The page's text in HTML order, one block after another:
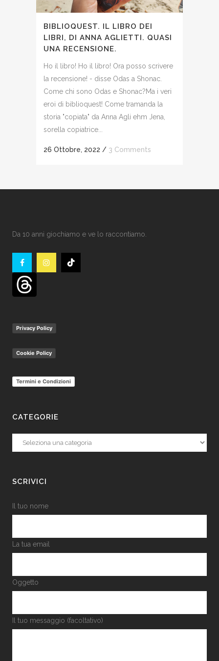
BIBLIOQUEST. IL LIBRO DEI
LIBRI, DI ANNA AGLIETTI. QUASI
UNA RECENSIONE.
Ho il libro! Ho il libro! Ora posso scrivere
la recensione! - disse Odas a Shonac.
Come chi sono Odas e Shonac?Ma i veri
eroi di biblioquest! Come tramanda la
storia "copiata" da Anna Agli ehm Jena,
sorella copiatrice...
26 Ottobre, 2022 / 3 Comments
Da 10 anni giochiamo e ve lo raccontiamo.
Privacy Policy
Cookie Policy
Termini e Condizioni
CATEGORIE
Categorie
SCRIVICI
Il tuo nome
La tua email
Oggetto
Il tuo messaggio (facoltativo)